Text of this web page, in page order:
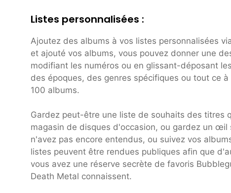
Listes personnalisées :
Ajoutez des albums à vos listes personnalisées
et ajouté vos albums, vous pouvez donner une
modifiant les numéros ou en glissant-déposant
des époques, des genres spécifiques ou tout ce
100 albums.
Gardez peut-être une liste de souhaits des titres
magasin de disques d'occasion, ou gardez un
n'avez pas encore entendus, ou suivez vos
listes peuvent être rendues publiques afin que
vous avez une réserve secrète de favoris
Death Metal connaissent.